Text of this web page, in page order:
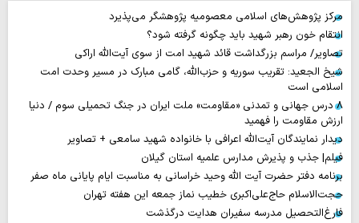
مرکز پژوهش‌های اسلامی معصومیه پژوهشگر می‌پذیرد
انتقام خون رهبر شهید باید چگونه گرفته شود؟
تصاویر/ مراسم بزرگداشت قائد شهید امت از سوی آیت‌الله اراکی
شیخ الجعید: تقریب سوریه و حزب‌الله، گامی مبارک در مسیر وحدت امت
اسلامی است
۸ درس جهانی و تمدنی «مقاومت» ملت ایران در جنگ تحمیلی سوم / دنیا
ارزش مقاومت را فهمید
دیدار نمایندگان آیت‌الله اعرافی با خانواده شهید سامعی + تصاویر
فیلم| جذب و پذیرش مدارس علمیه استان گیلان
برنامه دفتر حضرت آیت الله وحید خراسانی به مناسبت ایام پایانی ماه صفر
حجت‌الاسلام حاج‌علی‌اکبری خطیب نماز جمعه این هفته تهران
فارغ‌التحصیل مدرسه سفیران هدایت درگذشت